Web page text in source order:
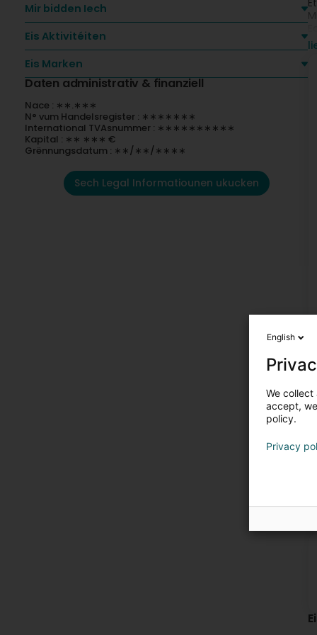
Mir bidden Iech
Eis Aktivitéiten
Eis Marken
Daten administrativ & finanziell
Nace : ∗∗.∗∗∗
N° vum Handelsregister : ∗∗∗∗∗∗∗
International TVAsnummer : ∗∗∗∗∗∗∗∗∗∗
Kapital : ∗∗ ∗∗∗ €
Grënnungsdatum : ∗∗/∗∗/∗∗∗∗
Sech Legal Informatiounen ukucken
English
We
accept,
policy.
Privacy